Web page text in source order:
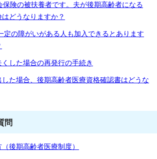
保険の被扶養者です。夫が後期高齢者になる
どうなりますか？
定の障がいがある人も加入できるとあります
した場合の再発行の手続き
た場合、後期高齢者医療資格確認書はどうな
問
後期高齢者医療制度）